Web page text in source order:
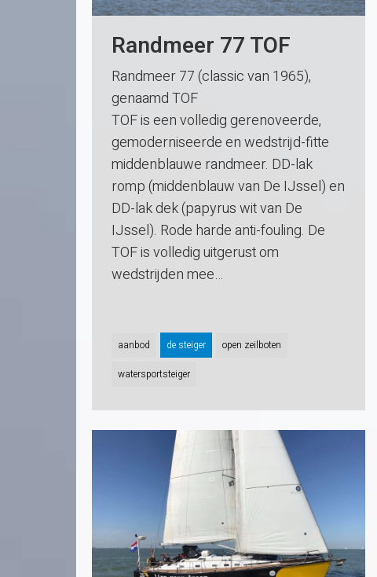
Randmeer 77 TOF
Randmeer 77 (classic van 1965),
genaamd TOF
TOF is een volledig gerenoveerde,
gemoderniseerde en wedstrijd-fitte
middenblauwe randmeer. DD-lak
romp (middenblauw van De IJssel) en
DD-lak dek (papyrus wit van De
IJssel). Rode harde anti-fouling. De
TOF is volledig uitgerust om
wedstrijden mee…
aanbod de steiger open zeilboten
watersportsteiger